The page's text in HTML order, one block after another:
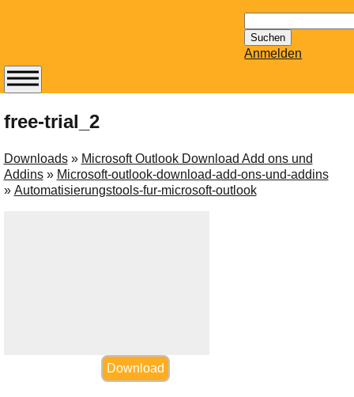
nach:
Anmelden
free-trial_2
Downloads» Microsoft Outlook Download Add ons und
Addins» Microsoft-outlook-download-add-ons-und-addins
» Automatisierungstools-fur-microsoft-outlook
Download
Abonnieren Sie den
14-tägig
erscheinenden
Newsletter von
Mailhilfe.de
kostenlos.